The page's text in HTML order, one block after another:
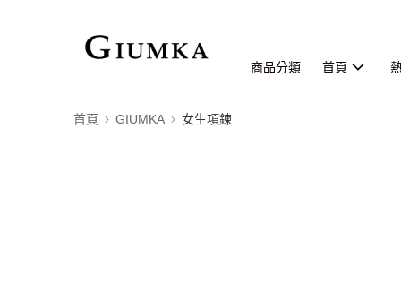
商品分類 首頁
首頁 GIUMKA 女生項鍊